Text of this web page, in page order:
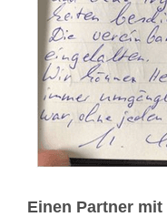
Einen Partner